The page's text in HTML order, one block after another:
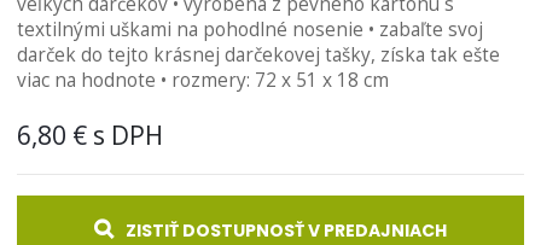
galérie
obrázkov
textilnými uškami na pohodlné nosenie • zabaľte svoj
darček do tejto krásnej darčekovej tašky, získa tak ešte
viac na hodnote • rozmery: 72 x 51 x 18 cm
6,80 €
ZISTIŤ DOSTUPNOSŤ V PREDAJNIACH